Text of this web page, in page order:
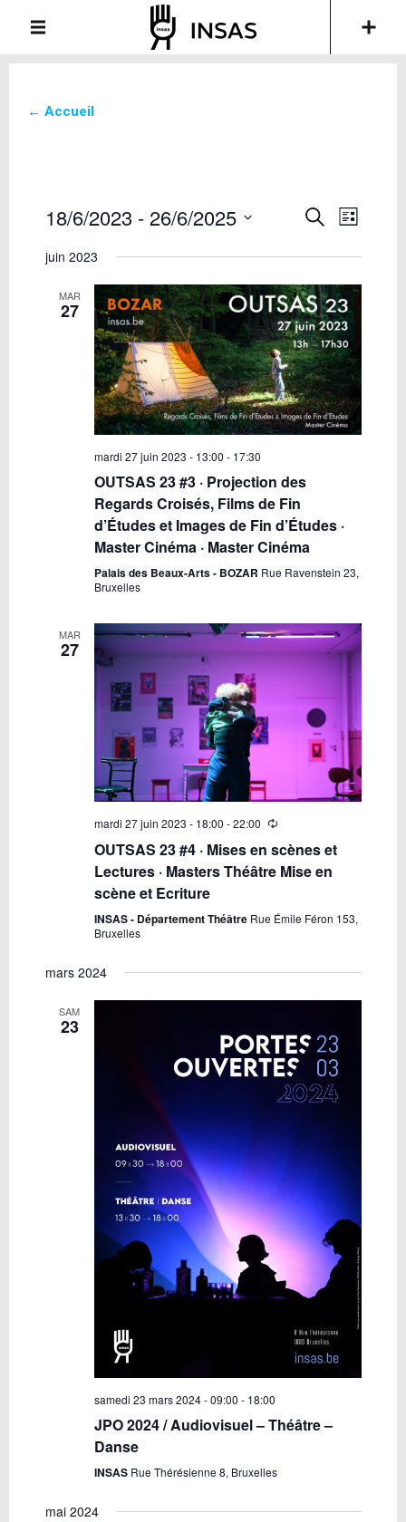
← Accueil
Recherche
navigation
de
vues
Évènements
Recherche
vues
List
18/6/2023 - 26/6/2025
une
juin 2023
MAR
27
mardi 27 juin 2023 - 13:00 - 17:30
OUTSAS 23 #3 · Projection des
Regards Croisés, Films de Fin
d’Études et Images de Fin d’Études ·
Master Cinéma · Master Cinéma
Palais des Beaux-Arts - BOZAR Rue Ravenstein 23,
Bruxelles
MAR
27
mardi 27 juin 2023 - 18:00 -22:00
OUTSAS 23 #4 · Mises en scènes et
Lectures · Masters Théâtre Mise en
scène et Ecriture
INSAS - Département Théâtre Rue Émile Féron 153,
Bruxelles
mars 2024
SAM
23
samedi 23 mars 2024 - 09:00 - 18:00
JPO 2024 / Audiovisuel – Théâtre –
Danse
INSAS Rue Thérésienne 8, Bruxelles
mai 2024